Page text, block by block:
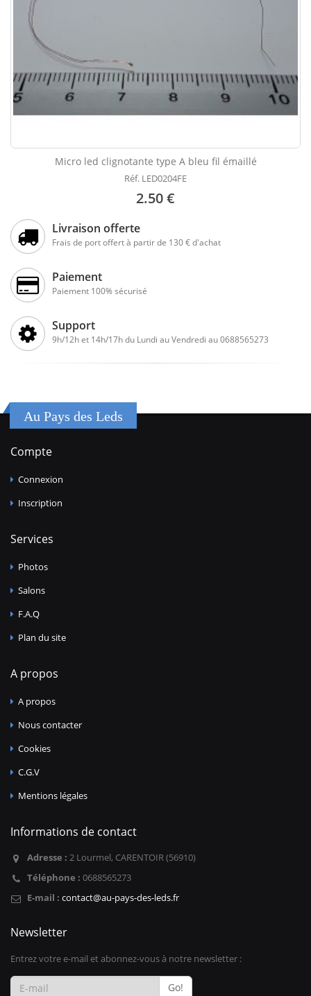
Micro led clignotante type A bleu fil émaillé
Réf. LED0204FE
2.50 €
Livraison offerte
Frais de port offert à partir de 130 € d'achat
Paiement
Paiement 100% sécurisé
Support
9h/12h et 14h/17h du Lundi au Vendredi au 0688565273
Au Pays des Leds
Compte
Connexion
Inscription
Services
Photos
Salons
F.A.Q
Plan du site
A propos
A propos
Nous contacter
Cookies
C.G.V
Mentions légales
Informations de contact
Adresse : 2 Lourmel, CARENTOIR (56910)
Téléphone : 0688565273
E-mail : contact@au-pays-des-leds.fr
Newsletter
Entrez votre e-mail et abonnez-vous à notre newsletter :
Go!